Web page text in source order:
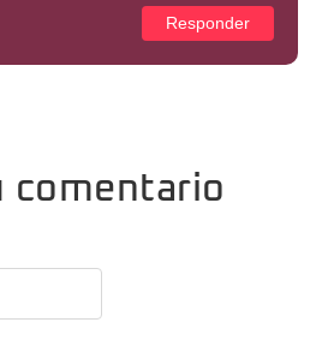
Responder
comentario